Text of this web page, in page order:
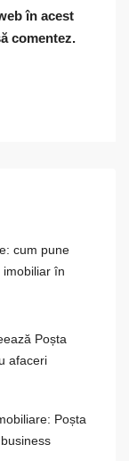
în acest
comentez.
cum pune
imobiliar în
Poșta
afaceri
Poșta